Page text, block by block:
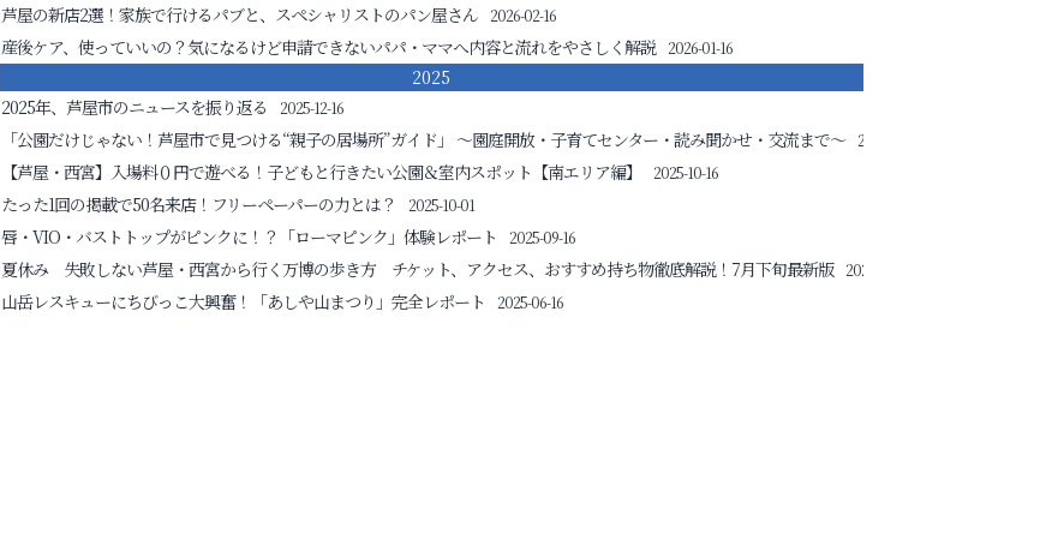
芦屋の新店2選！家族で行けるパブと、スペシャリストのパン屋さん 2026-02-16
産後ケア、使っていいの？気になるけど申請できないパパ・ママへ内容と流れをやさしく解説 2026-01-16
2025
2025年、芦屋市のニュースを振り返る
2025-12-16
「公園だけじゃない！芦屋市で見つける“親子の居場所”ガイド」 ～園庭開放・子育てセンター・読み聞かせ・交流まで～ 2025-11-16
【芦屋・西宮】入場料０円で遊べる！子どもと行きたい公園＆室内スポット【南エリア編】 2025-10-16
たった1回の掲載で50名来店！フリーペーパーの力とは？ 2025-10-01
唇・VIO・バストトップがピンクに！？「ローマピンク」体験レポート 2025-09-16
夏休み 失敗しない芦屋・西宮から行く万博の歩き方 チケット、アクセス、おすすめ持ち物徹底解説！7月下旬最新版 2025-07-16
山岳レスキューにちびっこ大興奮！「あしや山まつり」完全レポート 2025-06-16